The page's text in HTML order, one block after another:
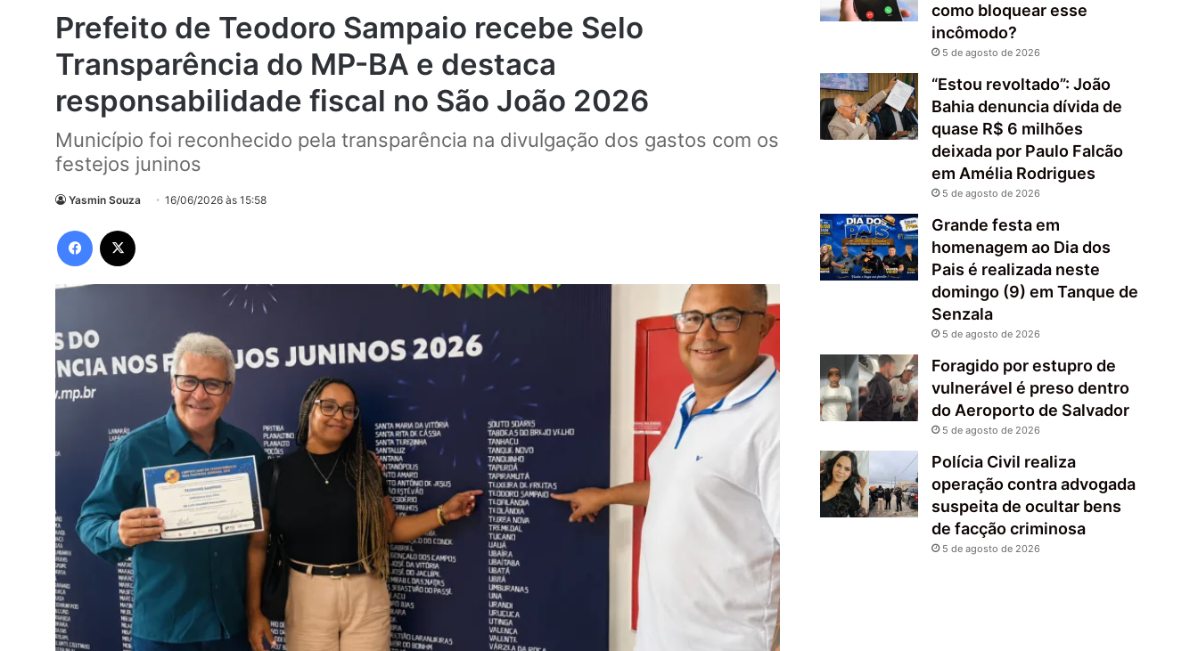
Prefeito de Teodoro Sampaio recebe Selo
Transparência do MP-BA e destaca
responsabilidade fiscal no São João 2026
Município foi reconhecido pela transparência na divulgação dos gastos com os
festejos juninos
Yasmin Souza 16/06/2026 às 15:58
Facebook
como bloquear esse
incômodo?
5 de agosto de 2026
“Estou revoltado”: João
Bahia denuncia dívida de
quase R$ 6 milhões
deixada por Paulo Falcão
em Amélia Rodrigues
5 de agosto de 2026
Grande festa em
homenagem ao Dia dos
Pais é realizada neste
domingo (9) em Tanque de
Senzala
5 de agosto de 2026
Foragido por estupro de
vulnerável é preso dentro
do Aeroporto de Salvador
5 de agosto de 2026
Polícia Civil realiza
operação contra advogada
suspeita de ocultar bens
de facção criminosa
5 de agosto de 2026